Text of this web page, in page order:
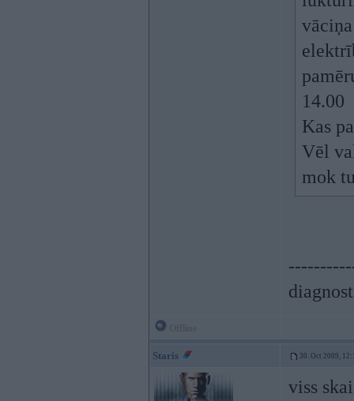
14.00
Kas
Vēl
mok
Staris 30. Oct 2009,
viss